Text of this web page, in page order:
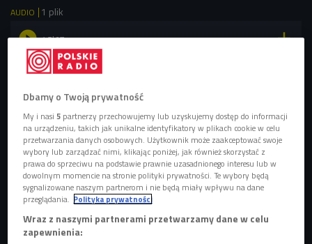
AUDIO 1 plik
 15'27 
Dlaczego doszło do rozbicia dzielnicowego - rozmowa
z Michałem Cieślakiem (Zaklinacze czasu/Czwórka)
Dbamy o Twoją prywatność
My i nasi5 partnerzy przechowujemy lub uzyskujemy dostęp do informacji
na urządzeniu, takich jak unikalne identyfikatory w plikach cookie w celu
przetwarzania danych osobowych. Użytkownik może zaakceptować swoje
wybory lub zarządzać nimi, klikając poniżej, jak również skorzystać z
prawa do sprzeciwu na podstawie prawnie uzasadnionego interesu lub w
dowolnym momencie na stronie polityki prywatności. Te wybory będą
sygnalizowane naszym partnerom i nie będą miały wpływu na dane
przeglądania. Polityka prywatności
Wraz z naszymi partnerami przetwarzamy dane w celu
zapewnienia: